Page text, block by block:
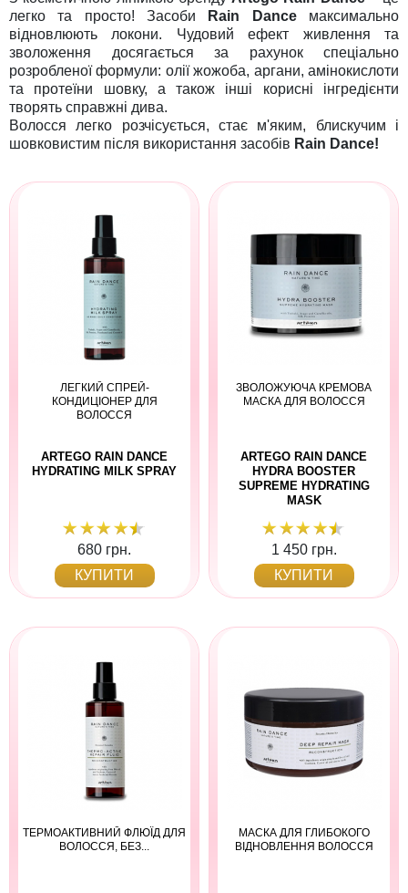
легко та просто! Засоби
Rain Danceмаксимально
відновлюють локони. Чудовий ефект живлення та
зволоження досягається за рахунок спеціально
розробленої формули: олії жожоба, аргани, амінокислоти
та протеїни шовку, а також інші корисні інгредієнти
творять справжні дива.
Волосся легко розчісується, стає м'яким, блискучим і
шовковистим після використання засобів Rain Dance!
ЛЕГКИЙ СПРЕЙ-
КОНДИЦІОНЕР ДЛЯ
ВОЛОССЯ
ARTEGO RAIN DANCE
HYDRATING MILK SPRAY
680 грн.
КУПИТИ
ЗВОЛОЖУЮЧА КРЕМОВА
МАСКА ДЛЯ ВОЛОССЯ
ARTEGO RAIN DANCE
HYDRA BOOSTER
SUPREME HYDRATING
MASK
1 450 грн.
КУПИТИ
ТЕРМОАКТИВНИЙ ФЛЮЇД ДЛЯ
ВОЛОССЯ, БЕЗ...
МАСКА ДЛЯ ГЛИБОКОГО
ВІДНОВЛЕННЯ ВОЛОССЯ